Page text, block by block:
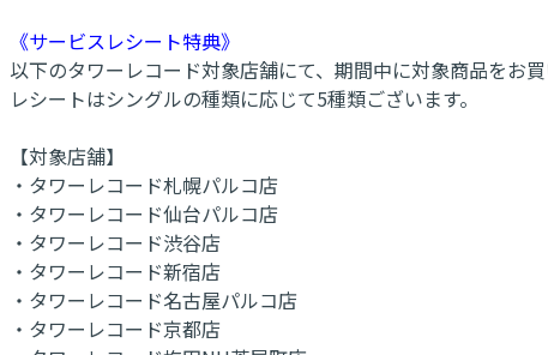
《サービスレシート特典》
以下のタワーレコード対象店舗にて、期間中に対象商品をお
レシートはシングルの種類に応じて5種類ございます。
【対象店舗】
・タワーレコード札幌パルコ店
・タワーレコード仙台パルコ店
・タワーレコード渋谷店
・タワーレコード新宿店
・タワーレコード名古屋パルコ店
・タワーレコード京都店